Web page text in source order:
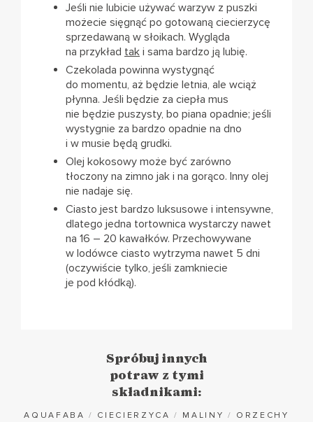
Jeśli nie lubicie używać warzyw z puszki
możecie sięgnąć po gotowaną ciecierzycę
sprzedawaną w słoikach. Wygląda
na przykład tak i sama bardzo ją lubię.
Czekolada powinna wystygnąć
do momentu, aż będzie letnia, ale wciąż
płynna. Jeśli będzie za ciepła mus
nie będzie puszysty, bo piana opadnie; jeśli
wystygnie za bardzo opadnie na dno
i w musie będą grudki.
Olej kokosowy może być zarówno
tłoczony na zimno jak i na gorąco. Inny olej
nie nadaje się.
Ciasto jest bardzo luksusowe i intensywne,
dlatego jedna tortownica wystarczy nawet
na 16 – 20 kawałków. Przechowywane
w lodówce ciasto wytrzyma nawet 5 dni
(oczywiście tylko, jeśli zamkniecie
je pod kłódką).
Spróbuj innych
potraw z tymi
składnikami:
AQUAFABA / CIECIERZYCA / MALINY / ORZECHY